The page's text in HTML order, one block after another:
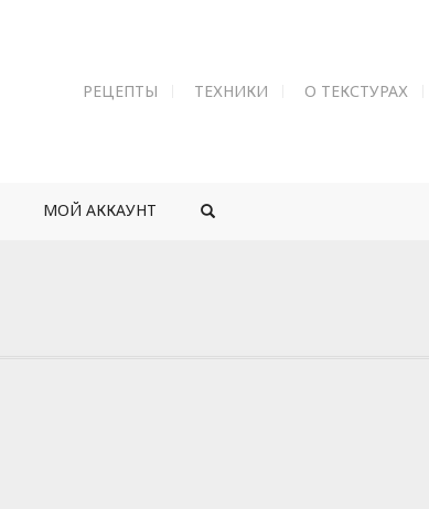
РЕЦЕПТЫ ТЕХНИКИ О ТЕКСТУРАХ
МОЙ АККАУНТ